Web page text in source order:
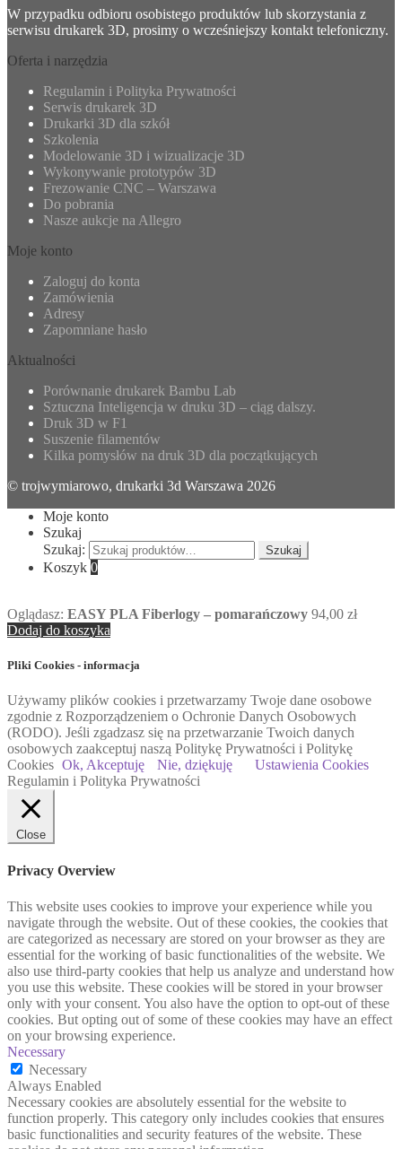
W przypadku odbioru osobistego produktów lub skorzystania z
serwisu drukarek 3D, prosimy o wcześniejszy kontakt telefoniczny.
Oferta i narzędzia
Regulamin i Polityka Prywatności
Serwis drukarek 3D
Drukarki 3D dla szkół
Szkolenia
Modelowanie 3D i wizualizacje 3D
Wykonywanie prototypów 3D
Frezowanie CNC – Warszawa
Do pobrania
Nasze aukcje na Allegro
Moje konto
Zaloguj do konta
Zamówienia
Adresy
Zapomniane hasło
Aktualności
Porównanie drukarek Bambu Lab
Sztuczna Inteligencja w druku 3D – ciąg dalszy.
Druk 3D w F1
Suszenie filamentów
Kilka pomysłów na druk 3D dla początkujących
© trojwymiarowo, drukarki 3d Warszawa 2026
Moje konto
Szukaj
Szukaj:
Szukaj
Koszyk 0
Oglądasz: EASY PLA Fiberlogy – pomarańczowy 94,00 zł
Dodaj do koszyka
Pliki Cookies - informacja
Używamy plików cookies i przetwarzamy Twoje dane osobowe
zgodnie z Rozporządzeniem o Ochronie Danych Osobowych
(RODO). Jeśli zgadzasz się na przetwarzanie Twoich danych
osobowych zaakceptuj naszą Politykę Prywatności i Politykę
Cookies Ok, Akceptuję Nie, dziękuję
Ustawienia Cookies
Regulamin i Polityka Prywatności
Close
Privacy Overview
This website uses cookies to improve your experience while you
navigate through the website. Out of these cookies, the cookies that
are categorized as necessary are stored on your browser as they are
essential for the working of basic functionalities of the website. We
also use third-party cookies that help us analyze and understand how
you use this website. These cookies will be stored in your browser
only with your consent. You also have the option to opt-out of these
cookies. But opting out of some of these cookies may have an effect
on your browsing experience.
Necessary
Necessary
Always Enabled
Necessary cookies are absolutely essential for the website to
function properly. This category only includes cookies that ensures
basic functionalities and security features of the website. These